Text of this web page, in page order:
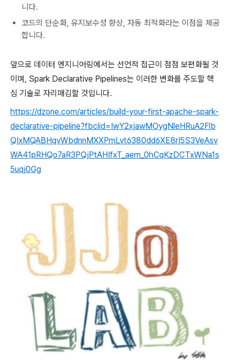
니다.
코드의 단순화, 유지보수성 향상, 자동 최적화라는 이점을 제공
합니다.
앞으로 데이터 엔지니어링에서는 선언적 접근이 점점 보편화될 것
이며, Spark Declarative Pipelines는 이러한 변화를 주도할 핵
심 기술로 자리매김할 것입니다.
https://dzone.com/articles/build-your-first-apache-spark-
declarative-pipeline?fbclid=IwY2xjawMOygNleHRuA2Flb
QIxMQABHqvWbdnnMXXPmLvt6380dd6XE8rI5S3VeAsv
WA41pRHQo7aR3PQjPtAHIfxT_aem_0hCqKzDCTxWNa1s
5uqj0Gg